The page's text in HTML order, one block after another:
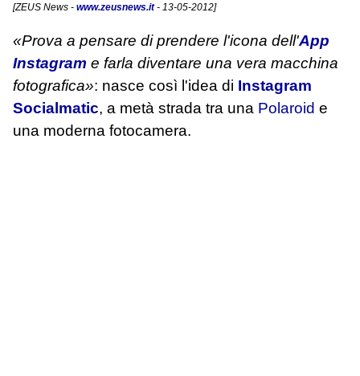
[ZEUS News - www.zeusnews.it- 13-05-2012]
«Prova a pensare di prendere l'icona dell'App
Instagram e farla diventare una vera macchina
fotografica»: nasce così l'idea di Instagram
Socialmatic, a metà strada tra una Polaroid e
una moderna fotocamera.